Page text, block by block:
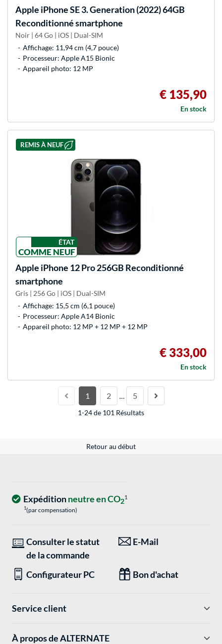
Apple iPhone SE 3. Generation (2022) 64GB
Reconditionné smartphone
Noir | 64 Go | iOS | Dual-SIM
Affichage: 11,94 cm (4,7 pouce)
Processeur: Apple A15 Bionic
Appareil photo: 12 MP
€ 135,90
En stock
REMIS À NEUF
ÉTAT
COMME NEUF
Apple iPhone 12 Pro 256GB Reconditionné
smartphone
Gris | 256 Go | iOS | Dual-SIM
Affichage: 15,5 cm (6,1 pouce)
Processeur: Apple A14 Bionic
Appareil photo: 12 MP + 12 MP + 12 MP
€ 333,00
En stock
1 2 … 5
1-24 de 101 Résultats
Retour au début
Expéditionneutre en CO21
1(par compensation)
Consulter le statut
de la commande
E-Mail
Configurateur PC Bon d'achat
Service client
À propos de ALTERNATE